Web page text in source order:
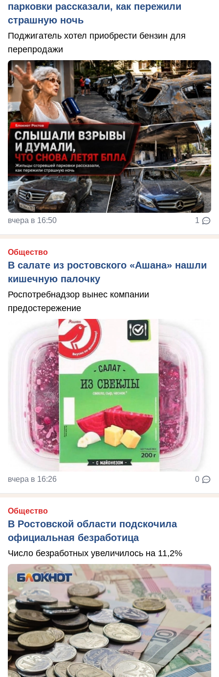
парковки рассказали, как пережили
страшную ночь
Поджигатель хотел приобрести бензин для
перепродажи
вчера в 16:50 1
Общество
В салате из ростовского «Ашана» нашли
кишечную палочку
Роспотребнадзор вынес компании
предостережение
вчера в 16:26 0
Общество
В Ростовской области подскочила
официальная безработица
Число безработных увеличилось на 11,2%